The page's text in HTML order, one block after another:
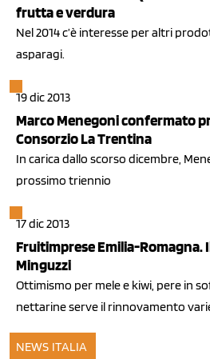
frutta e verdura
Nel 2014 c’è interesse per altri
asparagi.
19 dic 2013
Marco Menegoni confermato
Consorzio La Trentina
In carica dallo scorso dicembre,
prossimo triennio
17 dic 2013
Fruitimprese Emilia-Romagna.
Minguzzi
Ottimismo per mele e kiwi, pere in
nettarine serve il rinnovamento
NEWS ITALIA
08 dic 2013